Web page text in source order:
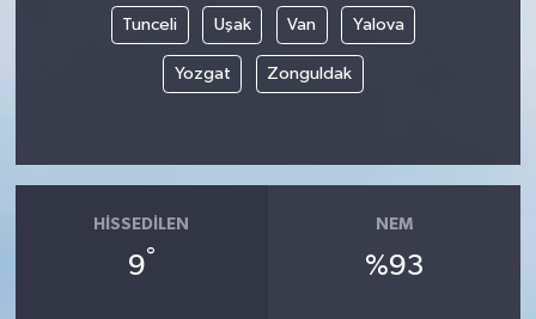
Tunceli Uşak Van Yalova
Yozgat Zonguldak
HISSEDILEN
9°
NEM
%93